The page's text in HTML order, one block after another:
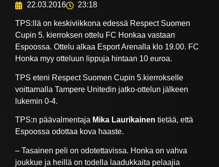
22.03.2016 23:18
TPS:llä on keskiviikkona edessä Respect Suomen
Cupin 5. kierroksen ottelu FC Honkaa vastaan
Espoossa. Ottelu alkaa Esport Arenalla klo 19.00. FC
Honka myy otteluun lippuja hintaan 10 euroa.
TPS eteni Respect Suomen Cupin 5.kierrokselle
voittamalla Tampere Unitedin jatko-ottelun jälkeen
lukemin 0-4.
TPS:n päävalmentaja Mika Laurikainen tietää, että
Espoossa odottaa kova haaste.
– Tasainen peli on odotettavissa. Honka on vahva
joukkue ja heillä on todella laadukkaita pelaajia